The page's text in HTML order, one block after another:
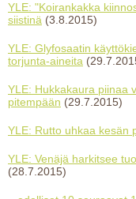
YLE: "Koirankakka
siistinä (3.8.2015)
YLE: Glyfosaatin
torjunta-aineita
YLE: Hukkakaura piinaa
pitempään (29.7.2015)
YLE: Rutto uhkaa kesän
YLE: Venäjä harkitsee
(28.7.2015)